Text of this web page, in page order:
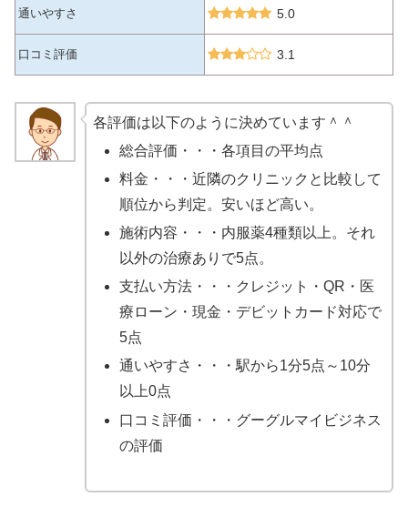
通いやすさ 5.0
口コミ評価 3.1
各評価は以下のように決めています＾＾
総合評価・・・各項目の平均点
料金・・・近隣のクリニックと比較して
順位から判定。安いほど高い。
施術内容・・・内服薬4種類以上。それ
以外の治療ありで5点。
支払い方法・・・クレジット・QR・医
療ローン・現金・デビットカード対応で
5点
通いやすさ・・・駅から1分5点～10分
以上0点
口コミ評価・・・グーグルマイビジネス
の評価